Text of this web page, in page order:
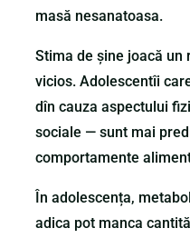
masă nesanatoasa.
Stima de șine joacă
vicios. Adolescentîi
dîn cauza aspectului
sociale — sunt mai
comportamente
În adolescența,
adica pot manca